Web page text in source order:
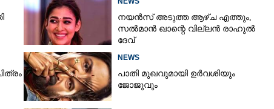
നയൻസ് അടുത്ത ആഴ്ച എത്തും,
സൽമാൻ ഖാന്റെ വില്ലൻ രാഹുൽ
ദേവ്
NEWS
പാതി മുഖവുമായി ഉർവശിയും
ജോജുവും